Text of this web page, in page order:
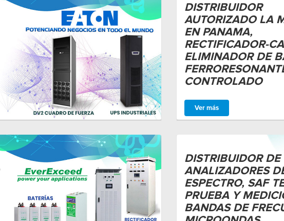
DISTRIBUIDOR
AUTORIZADO LA
EN PANAMA,
RECTIFICADOR-
ELIMINADOR DE
CONTROLADO
Ver más
DISTRIBUIDOR
ANALIZADORES
ESPECTRO, SAF
PRUEBA Y
BANDAS DE